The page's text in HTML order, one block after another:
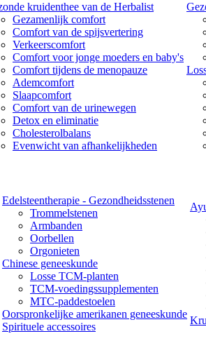
kruidenthee van de Herbalist
Gezamenlijk comfort
Comfort van de spijsvertering
Verkeerscomfort
Comfort voor jonge moeders en baby's
Comfort tijdens de menopauze
Ademcomfort
Slaapcomfort
Comfort van de urinewegen
Detox en eliminatie
Cholesterolbalans
Evenwicht van afhankelijkheden
Edelsteentherapie - Gezondheidsstenen
Trommelstenen
Armbanden
Oorbellen
Orgonieten
Chinese geneeskunde
Losse TCM-planten
TCM-voedingssupplementen
MTC-paddestoelen
Oorspronkelijke amerikanen geneeskunde
Spirituele accessoires